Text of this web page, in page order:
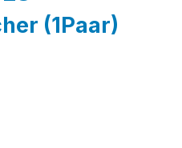
(1Paar)